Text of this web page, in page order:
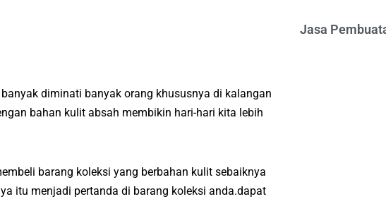
diminati banyak orang khususnya di kalangan
bahan kulit absah membikin hari-hari kita lebih
barang koleksi yang berbahan kulit sebaiknya
itu menjadi pertanda di barang koleksi anda.dapat
Jasa